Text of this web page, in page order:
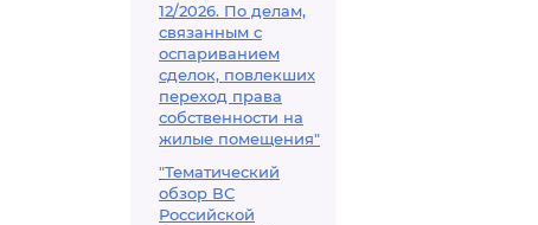
12/2026. По делам,
связанным с
оспариванием
сделок, повлекших
переход права
собственности на
жилые помещения"
"Тематический
обзор ВС
Российской